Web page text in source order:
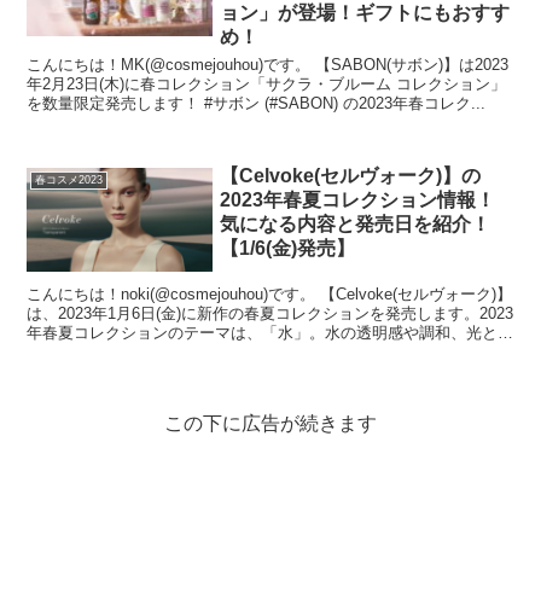
ョン」が登場！ギフトにもおすす
め！
こんにちは！MK(@cosmejouhou)です。 【SABON(サボン)】は2023
年2月23日(木)に春コレクション「サクラ・ブルーム コレクション」
を数量限定発売します！ #サボン (#SABON) の2023年春コレク...
春コスメ2023
【Celvoke(セルヴォーク)】の
2023年春夏コレクション情報！
気になる内容と発売日を紹介！
【1/6(金)発売】
こんにちは！noki(@cosmejouhou)です。 【Celvoke(セルヴォーク)】
は、2023年1月6日(金)に新作の春夏コレクションを発売します。2023
年春夏コレクションのテーマは、「水」。水の透明感や調和、光との
この下に広告が続きます